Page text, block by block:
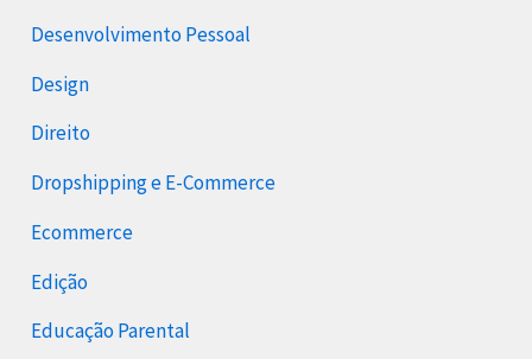
Desenvolvimento Pessoal
Design
Direito
Dropshipping e E-Commerce
Ecommerce
Edição
Educação Parental